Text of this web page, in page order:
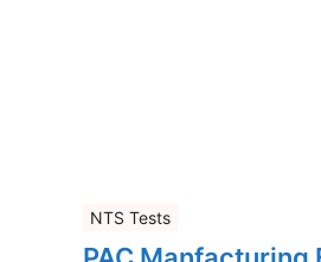
NTS Tests